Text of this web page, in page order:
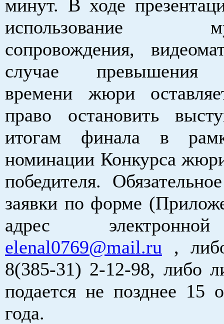
минут. В ходе
использование
сопровождения,
случае превышения
времени жюри
право остановить
итогам финала в
номинации Конкурса
победителя.
заявки по форме
адрес
elenal0769@mail.ru ,
8(385-31) 2-12-98, либо
подается не позднее 15
года.